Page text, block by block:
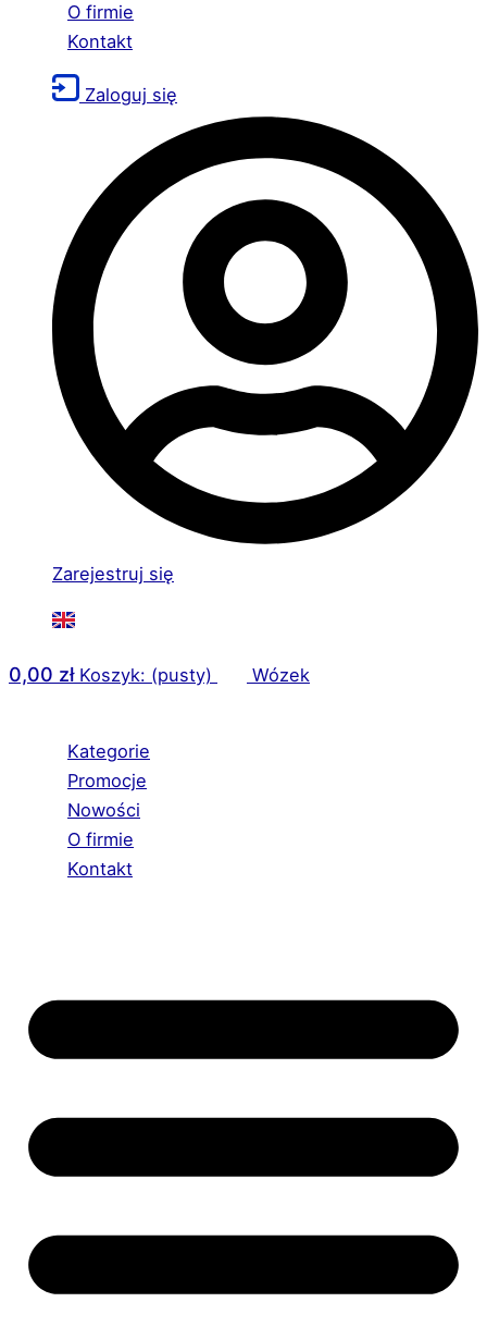
O firmie
Kontakt
Zaloguj się
Zarejestruj się
0,00 zł Koszyk: (pusty) Wózek
Kategorie
Promocje
Nowości
O firmie
Kontakt